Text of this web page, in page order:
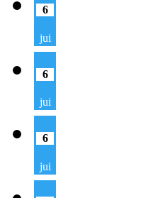
6
jui
6
jui
6
jui